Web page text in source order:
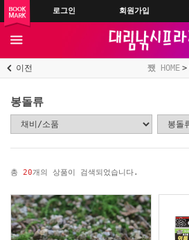
로그인 회원가입
이전 HOME
봉돌류
총 20개의 상품이 검색되었습니다.